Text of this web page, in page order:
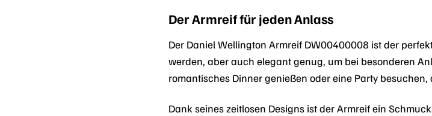
Der Armreif für jeden Anlass
Der Daniel Wellington Armreif DW00400008 ist der
werden, aber auch elegant genug, um bei besonderen
romantisches Dinner genießen oder eine Party
Dank seines zeitlosen Designs ist der Armreif ein